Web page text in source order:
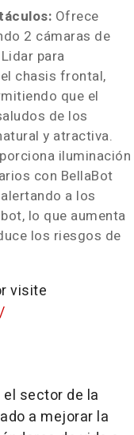
Ofrece
2 cámaras de
para
chasis frontal,
que el
de los
y atractiva.
iluminación
con BellaBot
a los
lo que aumenta
los riesgos de
visite
sector de la
a mejorar la